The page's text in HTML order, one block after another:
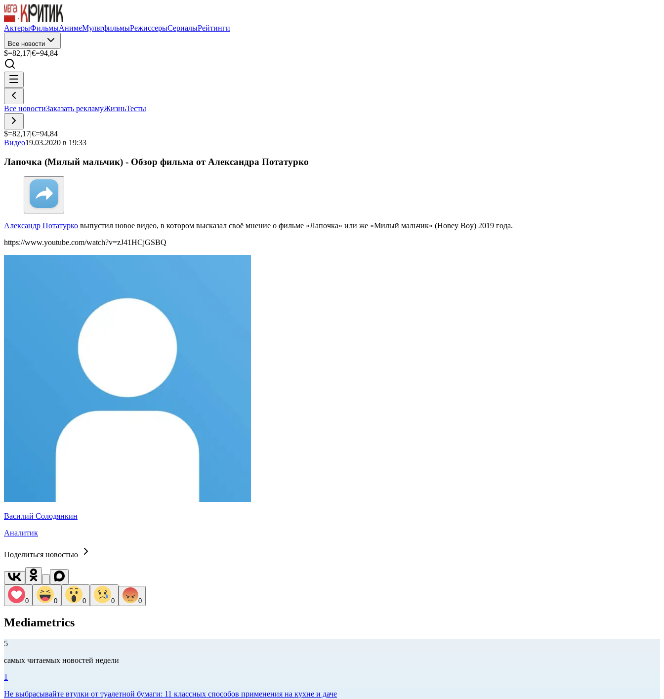
АктерыФильмыАнимеМультфильмыРежиссерыСериалыРейтинги
Все новости
$=82,17|€=94,84
Все новостиЗаказать рекламуЖизньТесты
$=82,17|€=94,84
Видео19.03.2020 в 19:33
Лапочка (Милый мальчик) - Обзор фильма от Александра Потатурко
Александр Потатурко выпустил новое видео, в котором высказал своё мнение о фильме «Лапочка» или же «Милый мальчик» (Honey Boy) 2019 года.
https://www.youtube.com/watch?v=zJ41HCjGSBQ
Василий Солодянкин
Аналитик
Поделиться новостью
0 0 0 0 0
Mediametrics
5
самых читаемых новостей недели
1
Не выбрасывайте втулки от туалетной бумаги: 11 классных способов применения на кухне и даче